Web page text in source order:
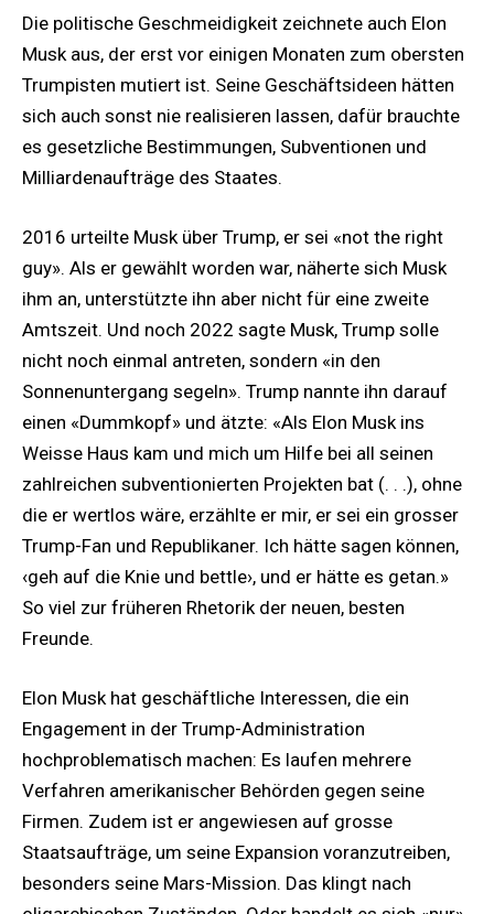
Die politische Geschmeidigkeit zeichnete auch Elon
Musk aus, der erst vor einigen Monaten zum obersten
Trumpisten mutiert ist. Seine Geschäftsideen hätten
sich auch sonst nie realisieren lassen, dafür brauchte
es gesetzliche Bestimmungen, Subventionen und
Milliardenaufträge des Staates.
2016 urteilte Musk über Trump, er sei «not the right
guy». Als er gewählt worden war, näherte sich Musk
ihm an, unterstützte ihn aber nicht für eine zweite
Amtszeit. Und noch 2022 sagte Musk, Trump solle
nicht noch einmal antreten, sondern «in den
Sonnenuntergang segeln». Trump nannte ihn darauf
einen «Dummkopf» und ätzte: «Als Elon Musk ins
Weisse Haus kam und mich um Hilfe bei all seinen
zahlreichen subventionierten Projekten bat (. . .), ohne
die er wertlos wäre, erzählte er mir, er sei ein grosser
Trump-Fan und Republikaner. Ich hätte sagen können,
‹geh auf die Knie und bettle›, und er hätte es getan.»
So viel zur früheren Rhetorik der neuen, besten
Freunde.
Elon Musk hat geschäftliche Interessen, die ein
Engagement in der Trump-Administration
hochproblematisch machen: Es laufen mehrere
Verfahren amerikanischer Behörden gegen seine
Firmen. Zudem ist er angewiesen auf grosse
Staatsaufträge, um seine Expansion voranzutreiben,
besonders seine Mars-Mission. Das klingt nach